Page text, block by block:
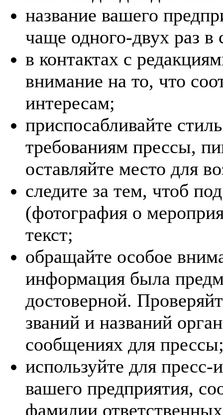
название вашего
чаще одного-двух раз
в контактах с
внимание на то, что
интересам;
приспосабливайте
требованиям прессы,
оставляйте место для
следите за тем, чтоб
(фотография о
текст;
обращайте особое
информация была
достоверной.
званий и названий
сообщениях для
используйте для
вашего предприятия,
фамилии